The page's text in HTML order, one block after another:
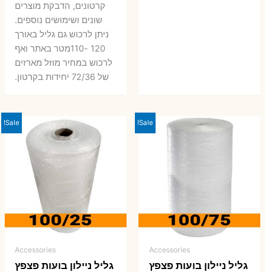
קרטונים, הדבקת מוצרים
שונים ושימושים נוספים.
ניתן לרכוש גם גליל באורך
120 -110מטר באתר ואף
לרכוש במחיר מוזל מארזים
של 72/36 יחידות בקרטון.
Sale!
Accessories
גליל ניילון בועות פצפץ
Sale!
Accessories
גליל ניילון בועות פצפץ